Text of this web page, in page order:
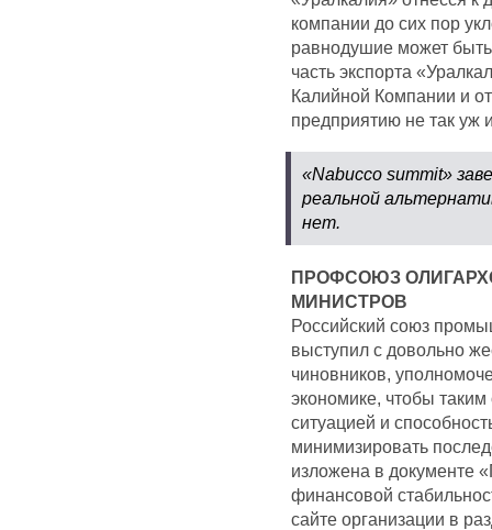
компании до сих пор
равнодушие может быть
часть экспорта
Калийной Компании и
предприятию не так уж
«Nabucco summit»
реальной
нет.
ПРОФСОЮЗ
МИНИСТРОВ
Российский союз
выступил с довольно
чиновников,
экономике, чтобы таким
ситуацией и
минимизировать
изложена в
финансовой
сайте организации в